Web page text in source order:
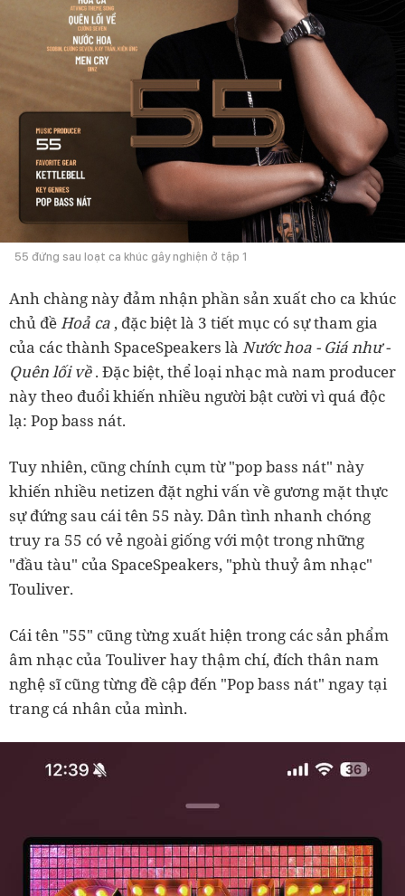
55 đứng sau loạt ca khúc gây nghiện ở tập 1
Anh chàng này đảm nhận phần sản xuất cho ca khúc
chủ đềHoả ca , đặc biệt là 3 tiết mục có sự tham gia
của các thành SpaceSpeakers là Nước hoa - Giá như -
Quên lối về. Đặc biệt, thể loại nhạc mà nam producer
này theo đuổi khiến nhiều người bật cười vì quá độc
lạ: Pop bass nát.
Tuy nhiên, cũng chính cụm từ "pop bass nát" này
khiến nhiều netizen đặt nghi vấn về gương mặt thực
sự đứng sau cái tên 55 này. Dân tình nhanh chóng
truy ra 55 có vẻ ngoài giống với một trong những
"đầu tàu" của SpaceSpeakers, "phù thuỷ âm nhạc"
Touliver.
Cái tên "55" cũng từng xuất hiện trong các sản phẩm
âm nhạc của Touliver hay thậm chí, đích thân nam
nghệ sĩ cũng từng đề cập đến "Pop bass nát" ngay tại
trang cá nhân của mình.